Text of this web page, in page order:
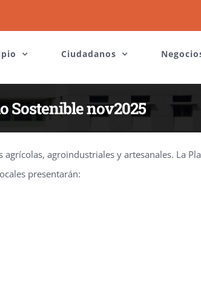
Ciudadanos
Sostenible nov2025
agroindustriales y artesanales. La
presentarán: